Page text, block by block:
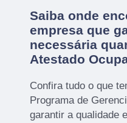
Saiba onde
empresa que
necessária
Atestado
Confira tudo o que
Programa de
garantir a qualidade